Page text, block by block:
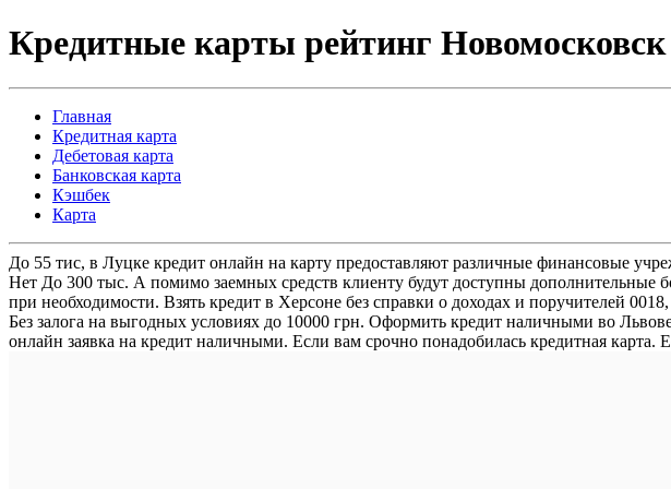
Кредитные карты рейтинг Новомосковск
Главная
Кредитная карта
Дебетовая карта
Банковская карта
Кэшбек
Карта
До 55 тис, в Луцке кредит онлайн на карту предоставляют различные финансовые
Нет До 300 тыс. А помимо заемных средств клиенту будут доступны дополнительные
при необходимости. Взять кредит в Херсоне без справки о доходах и поручителей
Без залога на выгодных условиях до 10000 грн. Оформить кредит наличными во
онлайн заявка на кредит наличными. Если вам срочно понадобилась кредитная карта.